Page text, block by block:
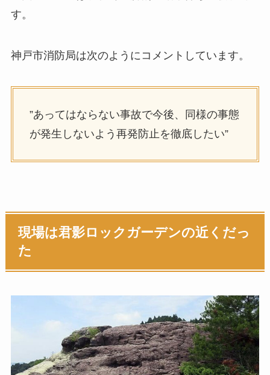
す。
神戸市消防局は次のようにコメントしています。
”あってはならない事故で今後、同様の事態
が発生しないよう再発防止を徹底したい”
現場は君影ロックガーデンの近くだっ
た